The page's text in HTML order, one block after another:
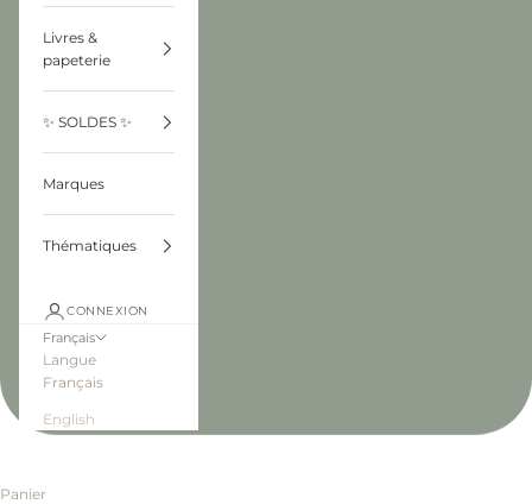
Livres &
papeterie
✨ SOLDES ✨
Marques
Thématiques
CONNEXION
Français
Langue
Français
English
Panier